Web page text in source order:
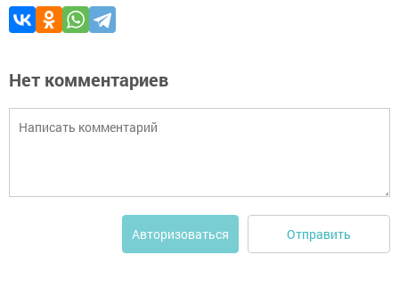
Нет комментариев
Авторизоваться Отправить